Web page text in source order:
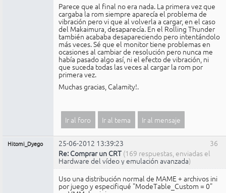
Parece que al final no era nada. La primera vez que
cargaba la rom siempre aparecía el problema de
vibración pero vi que al volverla a cargar, en el caso
del Makaimura, desaparecía. En el Rolling Thunder
también acababa desapareciendo pero intentándolo
más veces. Sé que el monitor tiene problemas en
ocasiones al cambiar de resolución pero nunca me
había pasado algo así, ni el efecto de vibración, ni
que suceda todas las veces al cargar la rom por
primera vez.
Muchas gracias, Calamity!.
Ir al foro Ir al tema Ir al mensaje
36
Hitomi_Dyego
25-06-2012 13:39:23
Re: Comprar un CRT (169 respuestas, enviadas el
Hardware del vídeo y emulación avanzada)
Uso una distribución normal de MAME + archivos ini
por juego y especifiqué "ModeTable_Custom = 0"